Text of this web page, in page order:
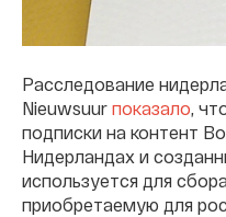
Расследование
Nieuwsuur показало,
подписки на контент
Нидерландах и
используется для
приобретаемую для